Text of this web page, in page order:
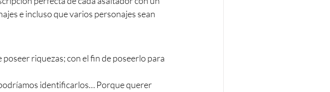
e incluso que varios personajes sean
riquezas; con el fin de poseerlo para
identificarlos… Porque querer